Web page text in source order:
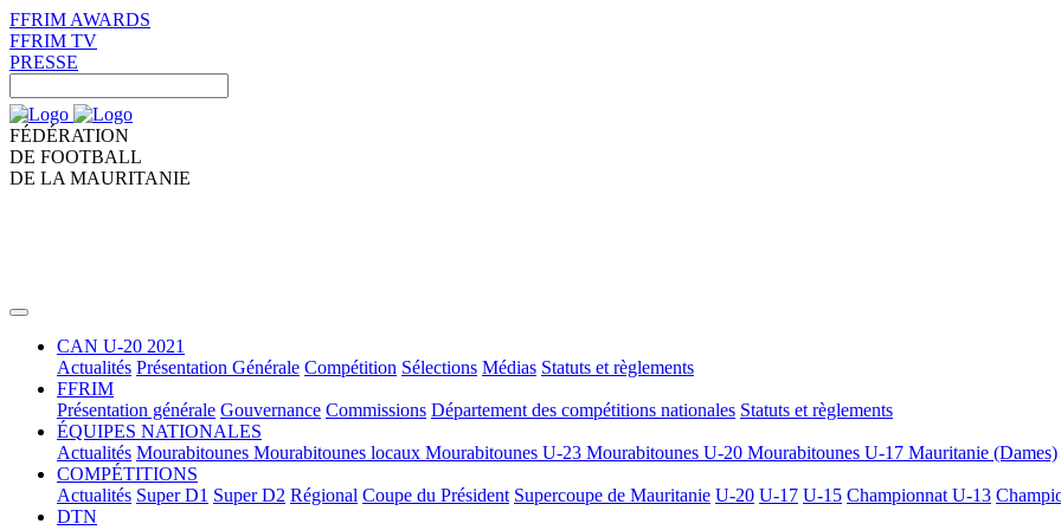
FFRIM AWARDS
FFRIM TV
PRESSE
FÉDÉRATION
DE FOOTBALL
DE LA MAURITANIE
CAN U-20 2021
Actualités Présentation Générale Compétition Sélections Médias Statuts et règlements
FFRIM
Présentation générale Gouvernance Commissions Département des compétitions nationales Statuts et règlements
ÉQUIPES NATIONALES
Actualités Mourabitounes Mourabitounes locaux Mourabitounes U-23 Mourabitounes U-20 Mourabitounes U-17 Mauritanie (Dames)
COMPÉTITIONS
Actualités Super D1 Super D2 Régional Coupe du Président Supercoupe de Mauritanie U-20 U-17 U-15 Championnat U-13
DTN